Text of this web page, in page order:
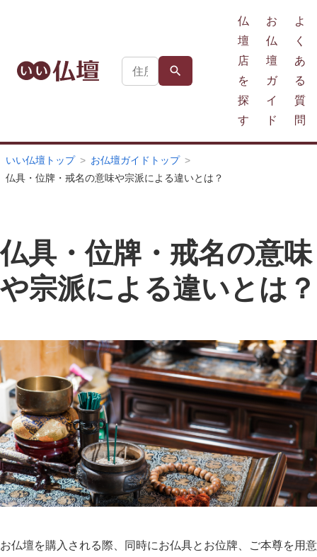
仏
壇
店
を
探
す
お
仏
壇
ガ
イ
ド
よ
く
あ
る
質
問
いい仏壇トップ
お仏壇ガイドトップ
仏具・位牌・戒名の意味や宗派による違いとは？
仏具・位牌・戒名の意味
や宗派による違いとは？
お仏壇を購入される際、同時にお仏具とお位牌、ご本尊を用意